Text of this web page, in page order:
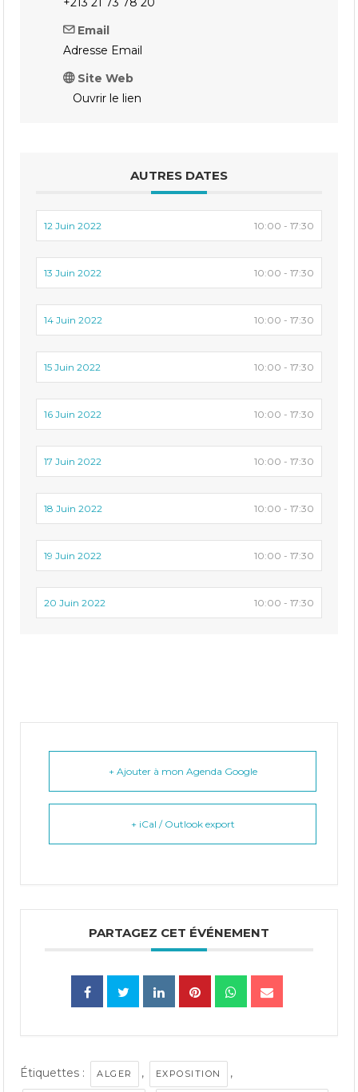
Email
Adresse Email
Site Web
Ouvrir le lien
AUTRES DATES
12 Juin 2022 10:00 - 17:30
13 Juin 2022 10:00 - 17:30
14 Juin 2022 10:00 - 17:30
15 Juin 2022 10:00 - 17:30
16 Juin 2022 10:00 - 17:30
17 Juin 2022 10:00 - 17:30
18 Juin 2022 10:00 - 17:30
19 Juin 2022 10:00 - 17:30
20 Juin 2022 10:00 - 17:30
+ Ajouter à mon Agenda Google
+ iCal / Outlook export
PARTAGEZ CET ÉVÉNEMENT
Étiquettes : ALGER , EXPOSITION ,